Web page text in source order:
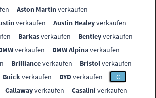
Aston Martinverkaufen
verkaufen Austin Healeyverkaufen
Barkasverkaufen Bentleyverkaufen
verkaufen BMW Alpinaverkaufen
Brillianceverkaufen Bristolverkaufen
Buickverkaufen BYDverkaufen
C
Callawayverkaufen Casalini verkaufen